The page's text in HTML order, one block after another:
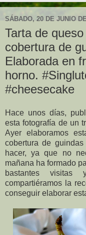
SÁBADO, 20 DE JUNIO
Tarta de
cobertura de
Elaborada en
horno.
#cheesecake
Hace unos días,
esta fotografía de un
Ayer elaboramos
cobertura de
hacer, ya que no
mañana ha formado
bastantes visitas
compartiéramos la
conseguir elaborar